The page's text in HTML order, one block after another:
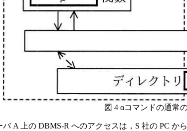
図 4 αコマンドの通常
A 上の DBMS-R へのアクセスは，S 社の PC